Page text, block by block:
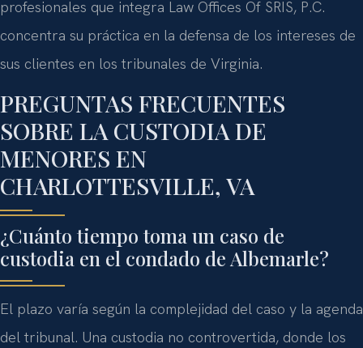
profesionales que integra Law Offices Of SRIS, P.C.
concentra su práctica en la defensa de los intereses de
sus clientes en los tribunales de Virginia.
PREGUNTAS FRECUENTES
SOBRE LA CUSTODIA DE
MENORES EN
CHARLOTTESVILLE, VA
¿Cuánto tiempo toma un caso de
custodia en el condado de Albemarle?
El plazo varía según la complejidad del caso y la agenda
del tribunal. Una custodia no controvertida, donde los